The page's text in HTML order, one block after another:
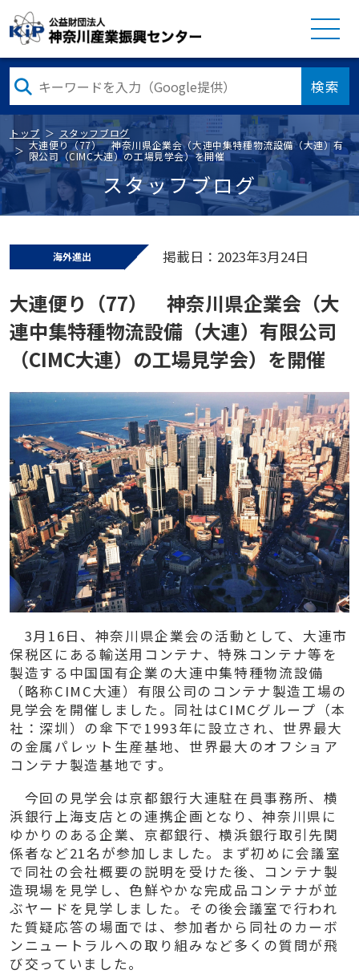
検索
トップ
スタッフブログ
大連便り（77） 神奈川県企業会（大連中集特種物流設備（大連）有
限公司（CIMC大連）の工場見学会）を開催
スタッフブログ
海外進出 掲載日：2023年3月24日
大連便り（77） 神奈川県企業会（大
連中集特種物流設備（大連）有限公司
（CIMC大連）の工場見学会）を開催
3月 16日、神奈川県企業会の活動として、大連市
保税区にある輸送用コンテナ、特殊コンテナ等を
製造する中国国有企業の大連中集特種物流設備
（略称CIMC大連）有限公司のコンテナ製造工場の
見学会を開催しました。同社はCIMCグループ（本
社：深圳）の傘下で 1993年に設立され、世界最大
の金属パレット生産基地、世界最大のオフショア
コンテナ製造基地です。
今回の見学会は京都銀行大連駐在員事務所、横
浜銀行上海支店との連携企画となり、神奈川県に
ゆかりのある企業、京都銀行、横浜銀行取引先関
係者など21名が参加しました。まず初めに会議室
で同社の会社概要の説明を受けた後、コンテナ製
造現場を見学し、色鮮やかな完成品コンテナが並
ぶヤードを見学しました。その後会議室で行われ
た質疑応答の場面では、参加者から同社のカーボ
ンニュートラルへの取り組みなど多くの質問が飛
び交っていました。